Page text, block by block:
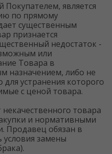
Покупателем, является
по прямому
существенным
признается
недостаток -
или
Товара в
назначением, либо не
устранения которого
с ценой товара.
товара
и нормативными
Продавец обязан в
условия замены